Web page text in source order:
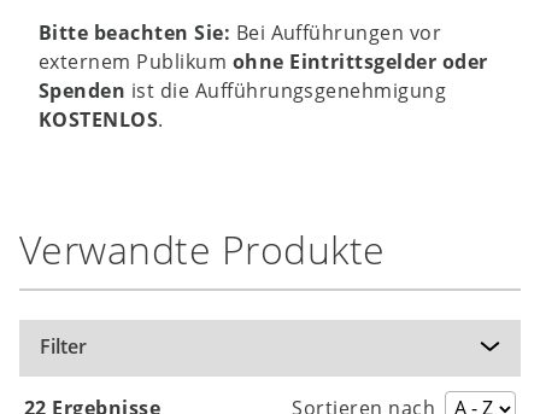
Bitte beachten Sie: Bei Aufführungen vor
externem Publikum ohne Eintrittsgelder oder
Spenden ist die Aufführungsgenehmigung
KOSTENLOS.
Verwandte Produkte
Filter
22 Ergebnisse Sortieren nach